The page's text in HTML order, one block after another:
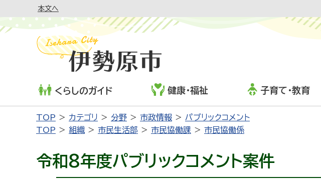
本文へ
くらしのガイド 健康・福祉 子育て・教育
TOP カテゴリ 分野 市政情報
パブリックコメント
TOP
組織 市民生活部 市民協働課 市民協働係
令和8年度パブリックコメント案件